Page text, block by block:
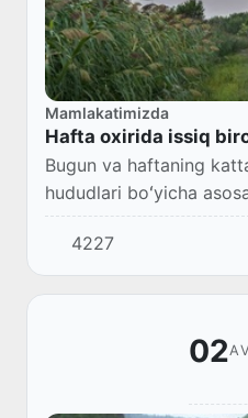
Mamlakatimizda
Hafta oxirida issiq
Bugun va haftaning
hududlari boʻyicha
boʻladi.
4227
02